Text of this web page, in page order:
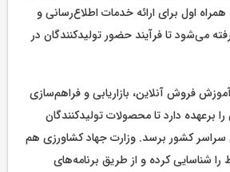
اول برای ارائه خدمات اطلاع‌رسانی و
می‌شود تا فرآیند حضور تولیدکنندگان در
فروش آنلاین، بازاریابی و فراهم‌سازی
دارد تا محصولات تولیدکنندگان
کشور برسد. وزارت جهاد کشاورزی هم
را شناسایی کرده و از طریق برنامه‌های